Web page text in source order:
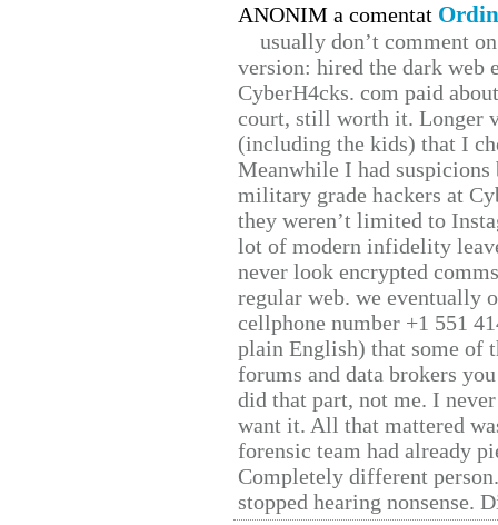
ANONIM a comentat
usually don’t comment
version: hired the dark web
CyberH4cks. com paid
court, still worth it. Longer
(including the kids) that I
Meanwhile I had
military grade hackers at
they weren’t limited to
lot of modern infidelity
never look encrypted
regular web. we eventually
cellphone number +1 551
plain English) that some of
forums and data brokers
did that part, not me. I
want it. All that mattered
forensic team had already
Completely different
stopped hearing nonsense.